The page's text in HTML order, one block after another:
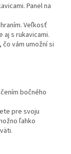
Panel na
Veľkosť
s rukavicami.
vám umožní si
bočného
pre svoju
ľahko